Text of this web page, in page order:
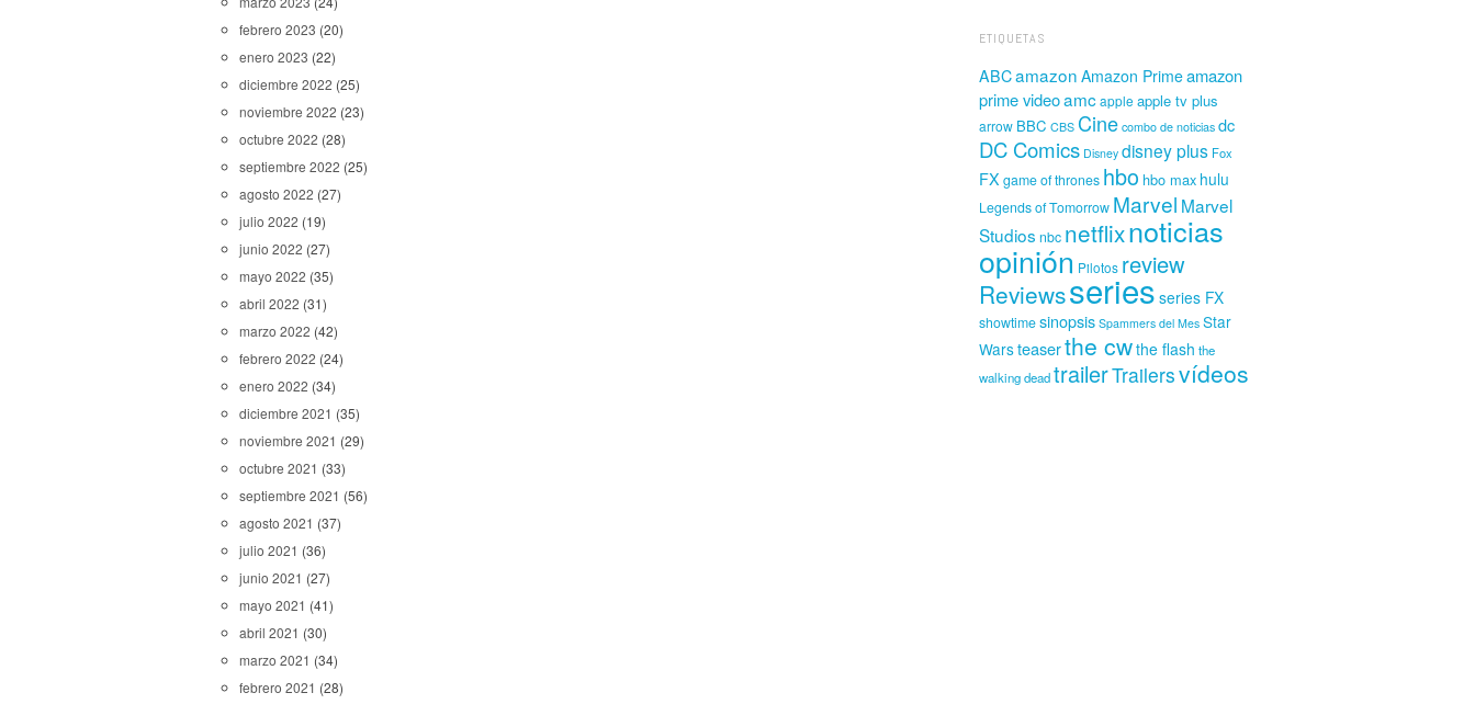
febrero 2023 (20)
enero 2023 (22)
diciembre 2022 (25)
noviembre 2022 (23)
octubre 2022 (28)
septiembre 2022 (25)
agosto 2022 (27)
julio 2022 (19)
junio 2022 (27)
mayo 2022 (35)
abril 2022 (31)
marzo 2022 (42)
febrero 2022 (24)
enero 2022 (34)
diciembre 2021 (35)
noviembre 2021 (29)
octubre 2021 (33)
septiembre 2021 (56)
agosto 2021 (37)
julio 2021 (36)
junio 2021 (27)
mayo 2021 (41)
abril 2021 (30)
marzo 2021 (34)
febrero 2021 (28)
ETIQUETAS
ABCamazon Amazon Primeamazon
prime videoamcapple apple tv plus
arrow BBC CBS Cine combo de noticias dc
DC Comics Disney disney plus Fox
FX game of thrones hbo hbo max hulu
Legends of Tomorrow Marvel Marvel
Studios nbc netflixnoticias
opinión Pilotos review
Reviewsseries series FX
showtimesinopsis Spammers del Mes Star
Warsteaserthe cwthe flash the
walking deadtrailerTrailersvídeos